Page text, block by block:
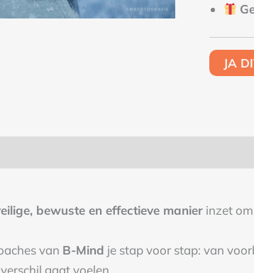
JA
bewuste en effectieve manier inzet
van B-Mind je stap voor stap: van
gaat voelen.